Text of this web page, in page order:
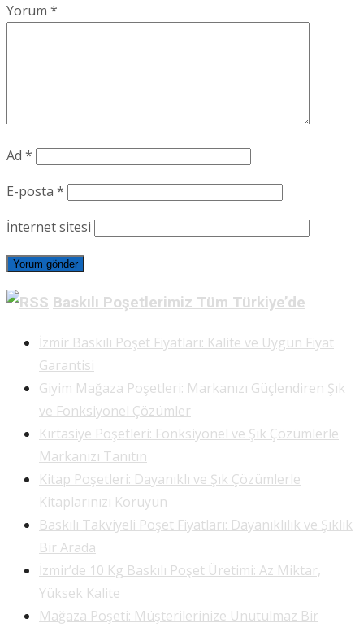
Yorum *
Ad *
E-posta *
İnternet sitesi
Baskılı Poşetlerimiz Tüm Türkiye’de
İzmir Baskılı Poşet Fiyatları: Kalite ve Uygun Fiyat
Garantisi
Giyim Mağaza Poşetleri: Markanızı Güçlendiren Şık
ve Fonksiyonel Çözümler
Kırtasiye Poşetleri: Fonksiyonel ve Şık Çözümlerle
Markanızı Tanıtın
Kitap Poşetleri: Dayanıklı ve Şık Çözümlerle
Kitaplarınızı Koruyun
Baskılı Takviyeli Poşet Fiyatları: Dayanıklılık ve Şıklık
Bir Arada
İzmir’de 10 Kg Baskılı Poşet Üretimi: Az Miktar,
Yüksek Kalite
Mağaza Poşeti: Müşterilerinize Unutulmaz Bir